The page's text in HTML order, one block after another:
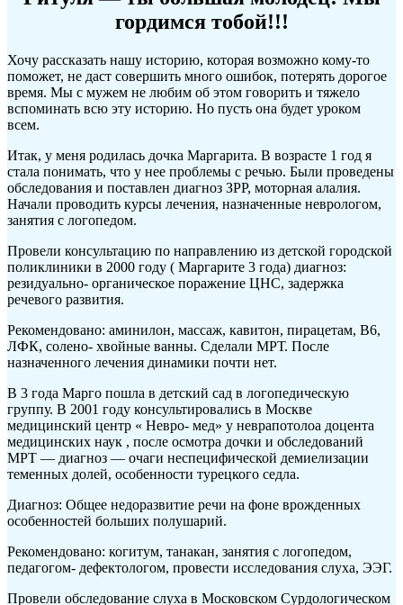
гордимся тобой!!!
Хочу рассказать нашу историю, которая возможно кому-то
поможет, не даст совершить много ошибок, потерять дорогое
время. Мы с мужем не любим об этом говорить и тяжело
вспоминать всю эту историю. Но пусть она будет уроком
всем.
Итак, у меня родилась дочка Маргарита. В возрасте 1 год я
стала понимать, что у нее проблемы с речью. Были проведены
обследования и поставлен диагноз ЗРР, моторная алалия.
Начали проводить курсы лечения, назначенные неврологом,
занятия с логопедом.
Провели консультацию по направлению из детской городской
поликлиники в 2000 году ( Маргарите 3 года) диагноз:
резидуально- органическое поражение ЦНС, задержка
речевого развития.
Рекомендовано: аминилон, массаж, кавитон, пирацетам, В6,
ЛФК, солено- хвойные ванны. Сделали МРТ. После
назначенного лечения динамики почти нет.
В 3 года Марго пошла в детский сад в логопедическую
группу. В 2001 году консультировались в Москве
медицинский центр « Невро- мед» у неврапотолоа доцента
медицинских наук , после осмотра дочки и обследований
МРТ — диагноз — очаги неспецифической демиелизации
теменных долей, особенности турецкого седла.
Диагноз: Общее недоразвитие речи на фоне врожденных
особенностей больших полушарий.
Рекомендовано: когитум, танакан, занятия с логопедом,
педагогом- дефектологом, провести исследования слуха, ЭЭГ.
Провели обследование слуха в Московском Сурдологическом